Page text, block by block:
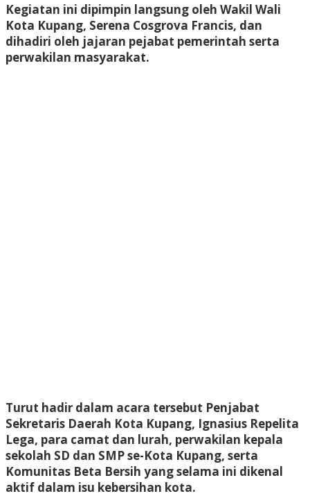
Kegiatan ini dipimpin langsung oleh Wakil Wali
Kota Kupang, Serena Cosgrova Francis, dan
dihadiri oleh jajaran pejabat pemerintah serta
perwakilan masyarakat.
Turut hadir dalam acara tersebut Penjabat
Sekretaris Daerah Kota Kupang, Ignasius Repelita
Lega, para camat dan lurah, perwakilan kepala
sekolah SD dan SMP se-Kota Kupang, serta
Komunitas Beta Bersih yang selama ini dikenal
aktif dalam isu kebersihan kota.